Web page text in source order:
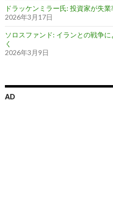
ドラッケンミラー氏: 投資家が失
2026年3月17日
ソロスファンド: イランとの戦争
く
2026年3月9日
AD